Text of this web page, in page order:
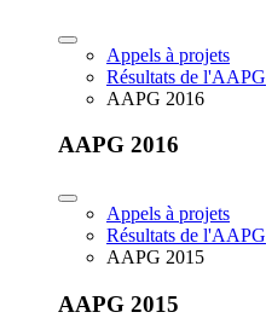
Appels à projets
Résultats de l'AAPG
AAPG 2016
AAPG 2016
Appels à projets
Résultats de l'AAPG
AAPG 2015
AAPG 2015